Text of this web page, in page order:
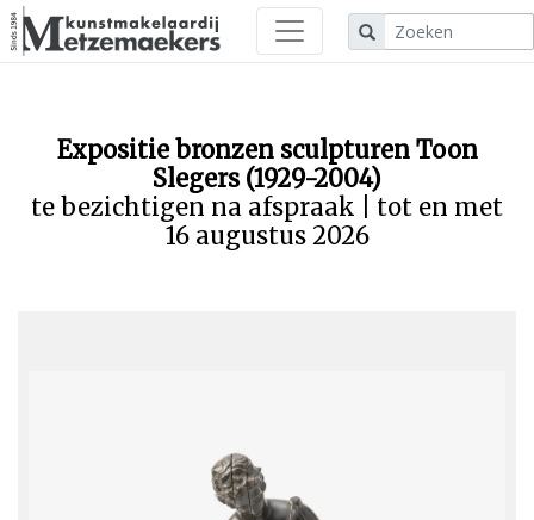
Expositie bronzen sculpturen Toon
Slegers (1929-2004)
te bezichtigen na afspraak | tot en met
16 augustus 2026